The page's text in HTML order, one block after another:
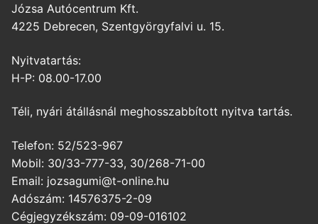
Józsa Autócentrum Kft.
4225 Debrecen, Szentgyörgyfalvi u. 15.
Nyitvatartás:
H-P: 08.00-17.00
Téli, nyári átállásnál meghosszabbított nyitva tartás.
Telefon: 52/523-967
Mobil: 30/33-777-33, 30/268-71-00
Email: jozsagumi@t-online.hu
Adószám: 14576375-2-09
Cégjegyzékszám: 09-09-016102